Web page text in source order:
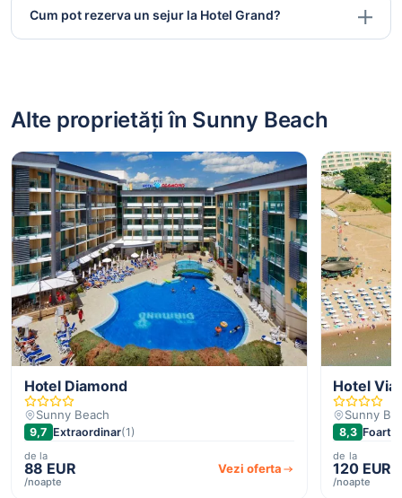
Cum pot rezerva un sejur la Hotel Grand?
Alte proprietăți în Sunny Beach
Hotel Diamond
Sunny Beach
9,7 Extraordinar(1)
de la
88 EUR
/noapte
Vezi oferta
Hotel
Sunny
8,3 Foarte
de la
120 EUR
/noapte